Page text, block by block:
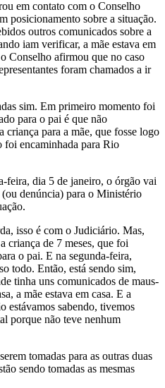
em contato com o Conselho
posicionamento sobre a situação.
outros comunicados sobre a
iam verificar, a mãe estava em
Conselho afirmou que no caso
foram chamados a ir
sim. Em primeiro momento foi
para o pai é que não
criança para a mãe, que fosse logo
foi encaminhada para Rio
feira, dia 5 de janeiro, o órgão vai
denúncia) para o Ministério
isso é com o Judiciário. Mas,
criança de 7 meses, que foi
o pai. E na segunda-feira,
todo. Então, está sendo sim,
tinha uns comunicados de maus-
a mãe estava em casa. E a
estávamos sabendo, tivemos
porque não teve nenhum
tomadas para as outras duas
sendo tomadas as mesmas